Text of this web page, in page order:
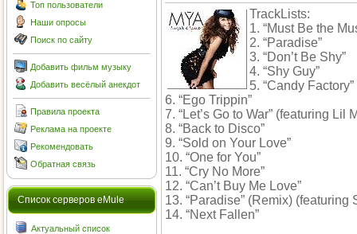
Топ пользователи
Наши опросы
Поиск по сайту
Добавить фильм музыку
Добавить весёлый анекдот
Правила проекта
Реклама на проекте
Рекомендовать
Обратная связь
Cписок серверов eMule
Актуальный список
TrackLists:
1. “Must Be the
2. “Paradise”
3. “Don’t Be Shy”
4. “Shy Guy”
5. “Candy Factory”
6. “Ego Trippin”
7. “Let’s Go to War” (featuring Lil
8. “Back to Disco”
9. “Sold on Your Love”
10. “One for You”
11. “Cry No More”
12. “Can’t Buy Me Love”
13. “Paradise” (Remix) (featuring
14. “Next Fallen”